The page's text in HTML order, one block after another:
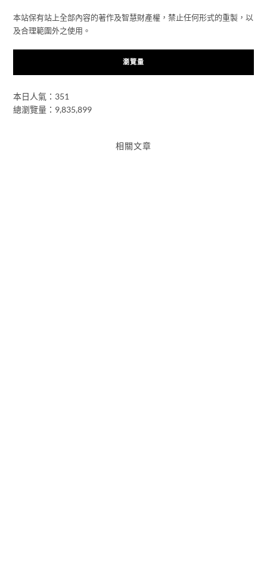
本站保有站上全部內容的著作及智慧財產權，禁止任何形式的重製，以
及合理範圍外之使用。
瀏覽量
本日人氣：351
總瀏覽量：9,835,899
相關文章